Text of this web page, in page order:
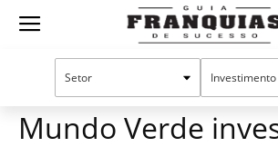
Guia
Mercado de franquias
Mundo Verde